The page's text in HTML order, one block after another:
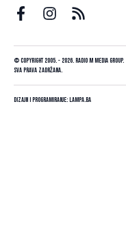
© Copyright 2005. - 2026. Radio M Media Group.
Sva prava zadržana.
Dizajn i programiranje:Lampa.ba